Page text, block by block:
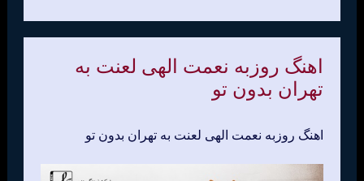
اهنگ روزبه نعمت الهی لعنت به
تهران بدون تو
اهنگ روزبه نعمت الهی لعنت به تهران بدون تو